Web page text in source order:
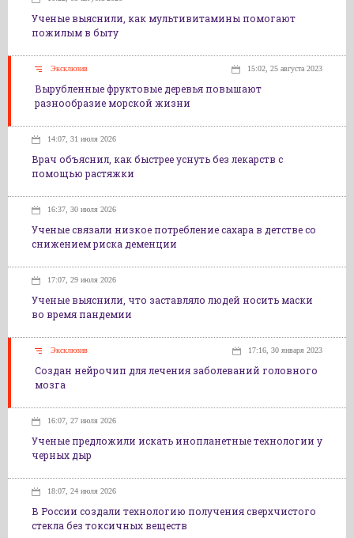
Ученые выяснили, как мультивитамины помогают
пожилым в быту
Эксклюзив 15:02, 25 августа 2023
Вырубленные фруктовые деревья повышают
разнообразие морской жизни
14:07, 31 июля 2026
Врач объяснил, как быстрее уснуть без лекарств с
помощью растяжки
16:37, 30 июля 2026
Ученые связали низкое потребление сахара в детстве со
снижением риска деменции
17:07, 29 июля 2026
Ученые выяснили, что заставляло людей носить маски
во время пандемии
Эксклюзив 17:16, 30 января 2023
Создан нейрочип для лечения заболеваний головного
мозга
16:07, 27 июля 2026
Ученые предложили искать инопланетные технологии у
черных дыр
18:07, 24 июля 2026
В России создали технологию получения сверхчистого
стекла без токсичных веществ